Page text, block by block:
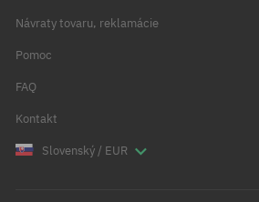
Návraty tovaru, reklamácie
Pomoc
FAQ
Kontakt
Slovenský / EUR